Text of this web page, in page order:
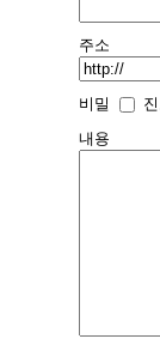
주소
비밀
내용